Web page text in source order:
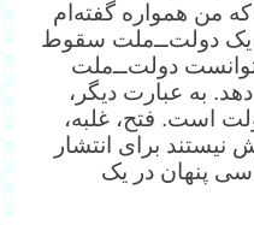
من همواره گفته‌ام
یک دولت‌ــ‌ملت سقوط
دولت‌ــ‌ملت
به عبارت دیگر،
است. فتح، غلبه،
برای انتشار
پنهان در یک